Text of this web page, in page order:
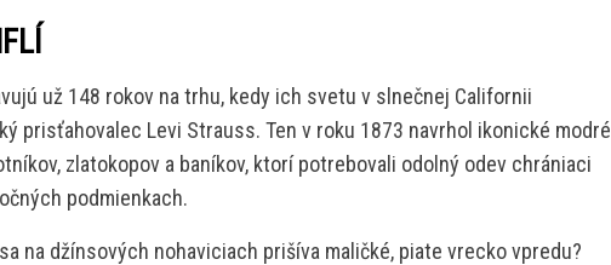
už 148 rokov na trhu, kedy ich svetu v slnečnej Californii
prisťahovalec Levi Strauss. Ten v roku 1873 navrhol ikonické modré
zlatokopov a baníkov, ktorí potrebovali odolný odev chrániaci
podmienkach.
na džínsových nohaviciach prišíva maličké, piate vrecko vpredu?